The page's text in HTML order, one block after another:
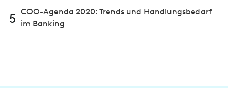
5 COO-Agenda 2020: Trends und Handlungsbedarf
im Banking